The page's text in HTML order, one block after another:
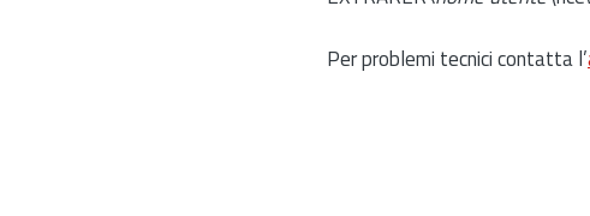
Per problemi tecnici contatta l’